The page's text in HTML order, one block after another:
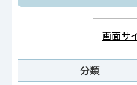
画面サ
分類